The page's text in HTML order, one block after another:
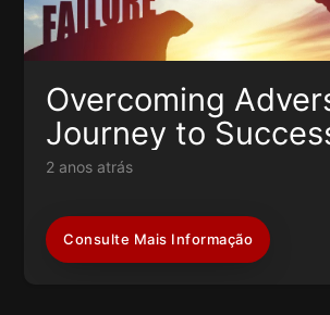
Overcoming
Journey to
2 anos atrás
Consulte Mais Informação